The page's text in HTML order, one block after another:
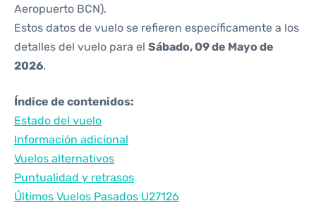
Aeropuerto BCN).
Estos datos de vuelo se refieren específicamente a los
detalles del vuelo para el Sábado, 09 de Mayo de
2026.
Índice de contenidos:
Estado del vuelo
Información adicional
Vuelos alternativos
Puntualidad y retrasos
Últimos Vuelos Pasados U27126